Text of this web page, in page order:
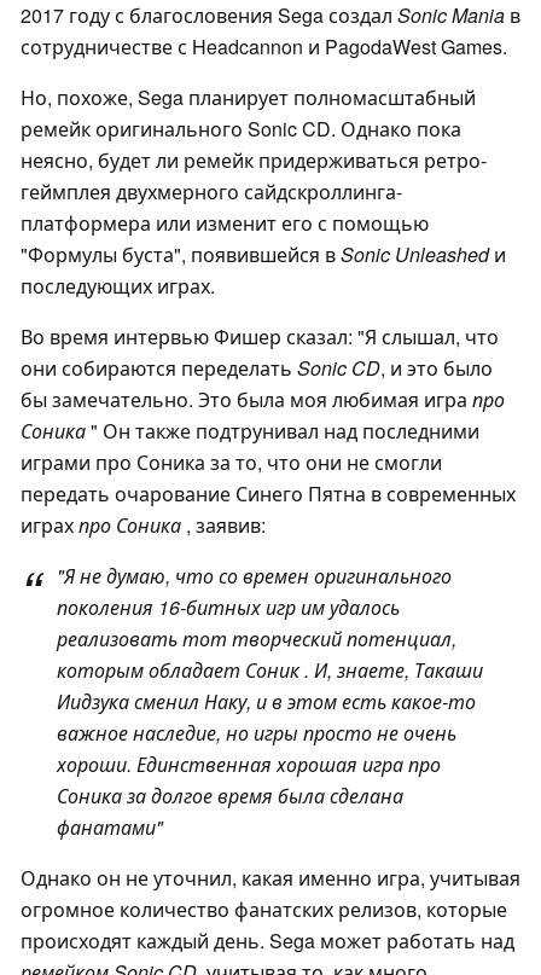
2017 году с благословения Sega создал Sonic Mania в
сотрудничестве с Headcannon и PagodaWest Games.
Но, похоже, Sega планирует полномасштабный
ремейк оригинального Sonic CD. Однако пока
неясно, будет ли ремейк придерживаться ретро-
геймплея двухмерного сайдскроллинга-
платформера или изменит его с помощью
"Формулы буста", появившейся вSonic Unleashedи
последующих играх.
Во время интервью Фишер сказал: "Я слышал, что
они собираются переделать Sonic CD, и это было
бы замечательно. Это была моя любимая игра про
Соника" Он также подтрунивал над последними
играми про Соника за то, что они не смогли
передать очарование Синего Пятна в современных
играхпро Соника , заявив:
"Я не думаю, что со времен оригинального
поколения 16-битных игр им удалось
реализовать тот творческий потенциал,
которым обладает Соник. И, знаете, Такаши
Иидзука сменил Наку, и в этом есть какое-то
важное наследие, но игры просто не очень
хороши. Единственная хорошая играпро
Сониказа долгое время была сделана
фанатами"
Однако он не уточнил, какая именно игра, учитывая
огромное количество фанатских релизов, которые
происходят каждый день. Sega может работать над